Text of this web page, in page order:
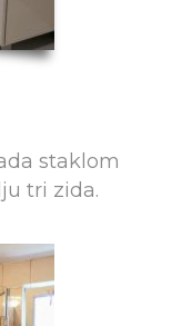
staklom
tri zida.